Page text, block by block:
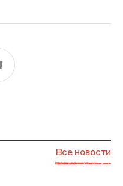
Все новости